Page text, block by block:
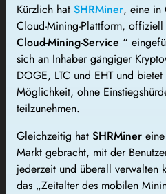
Kürzlich hat SHRMiner, eine in
Cloud-Mining-Plattform, offiziell
Cloud-Mining-Service “
sich an Inhaber gängiger
DOGE, LTC und EHT und
Möglichkeit, ohne
teilzunehmen.
Gleichzeitig hat SHRMiner
Markt gebracht, mit der
jederzeit und überall verwalten
das „Zeitalter des mobilen